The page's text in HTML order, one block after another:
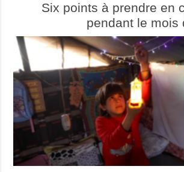
Six points à prendre en
pendant le mois